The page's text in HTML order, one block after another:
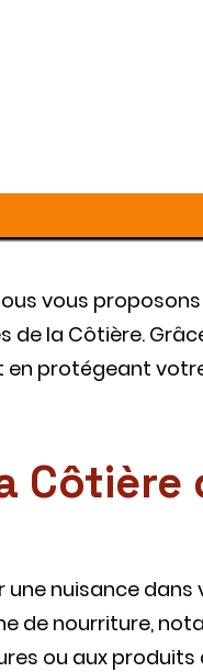
vous
la Côtière.
en protégeant
Côtière
nuisance dans
de nourriture,
ou aux